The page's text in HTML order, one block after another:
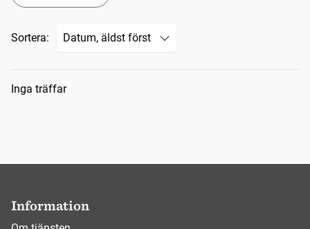
Sortera:
Sökresultat
Inga träffar
Information